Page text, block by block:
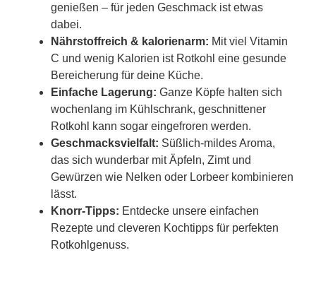
genießen – für jeden Geschmack ist etwas
dabei.
Nährstoffreich & kalorienarm: Mit viel Vitamin
C und wenig Kalorien ist Rotkohl eine gesunde
Bereicherung für deine Küche.
Einfache Lagerung: Ganze Köpfe halten sich
wochenlang im Kühlschrank, geschnittener
Rotkohl kann sogar eingefroren werden.
Geschmacksvielfalt: Süßlich-mildes Aroma,
das sich wunderbar mit Äpfeln, Zimt und
Gewürzen wie Nelken oder Lorbeer kombinieren
lässt.
Knorr-Tipps: Entdecke unsere einfachen
Rezepte und cleveren Kochtipps für perfekten
Rotkohlgenuss.